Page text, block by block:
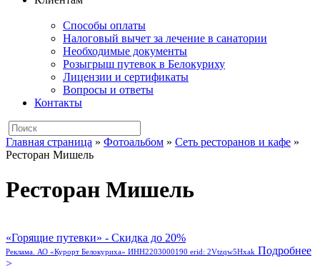
Способы оплаты
Налоговый вычет за лечение в санатории
Необходимые документы
Розыгрыш путевок в Белокуриху
Лицензии и сертификаты
Вопросы и ответы
Контакты
Главная страница » Фотоальбом » Сеть ресторанов и кафе »
Ресторан Мишель
Ресторан Мишель
«Горящие путевки» - Скидка до 20%
Реклама. АО «Курорт Белокуриха» ИНН2203000190 erid: 2Vtzqw5Hxak Подробнее
>